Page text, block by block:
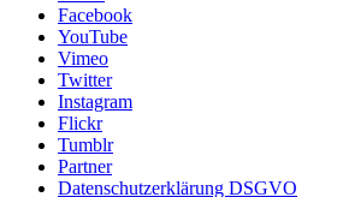
Facebook
YouTube
Vimeo
Twitter
Instagram
Flickr
Tumblr
Partner
Datenschutzerklärung DSGVO